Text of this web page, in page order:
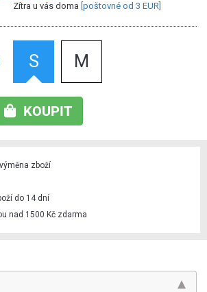
Zítra u vás doma [poštovné od 3 EUR]
S M
KOUPIT
zboží
do 14 dní
nad 1500 Kč zdarma